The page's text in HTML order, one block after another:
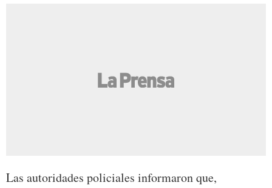
Las autoridades policiales informaron que,